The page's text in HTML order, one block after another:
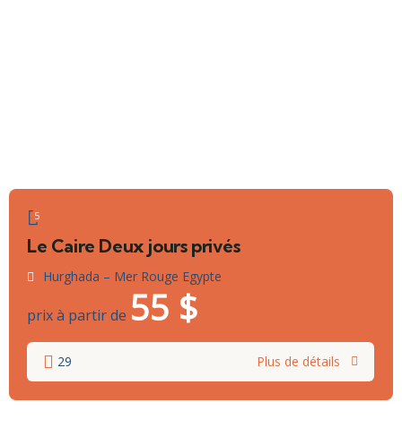
5
Le Caire Deux jours privés
Hurghada – Mer Rouge Egypte
prix à partir de 55 $
29 Plus de détails